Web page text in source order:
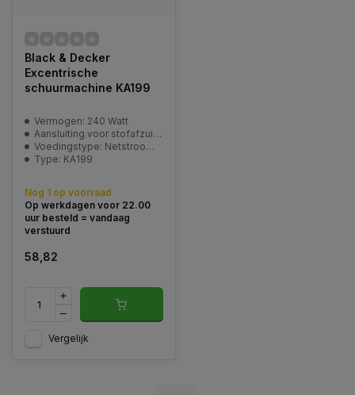
Black & Decker
Excentrische
schuurmachine KA199
Vermogen: 240 Watt
Aansluiting voor stofafzuiging: ja
Voedingstype: Netstroom 230V
Type: KA199
Nog 1 op voorraad
Op werkdagen voor 22.00
uur besteld = vandaag
verstuurd
58,82
Vergelijk